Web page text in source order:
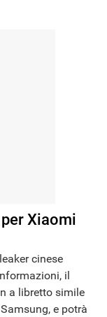
Xiaomi
cinese
il
a libretto simile
e potrà